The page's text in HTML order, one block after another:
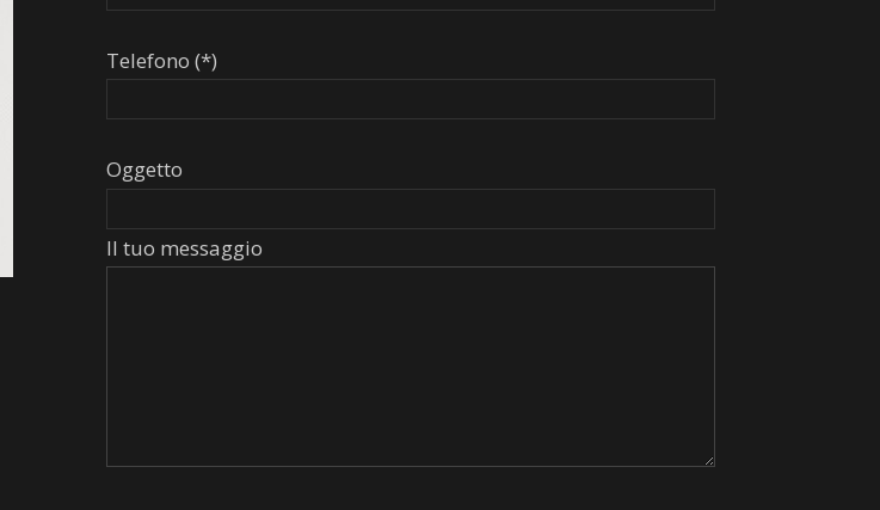
Telefono (*)
Oggetto
Il tuo messaggio